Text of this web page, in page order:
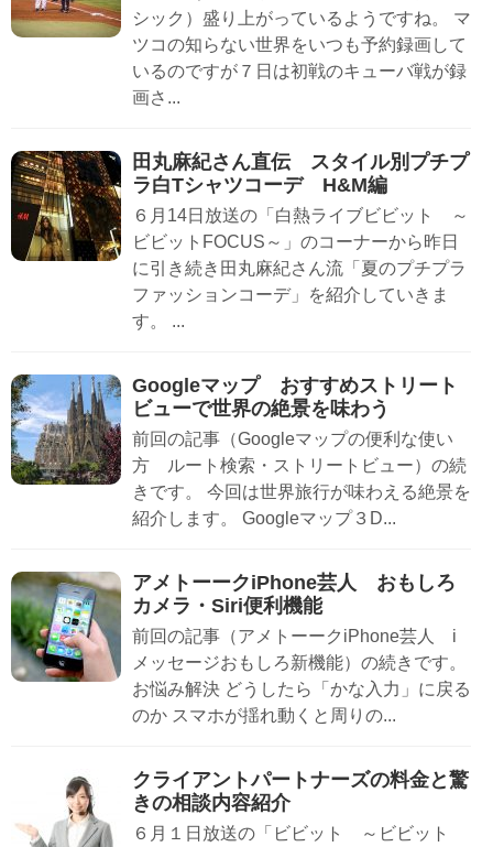
シック）盛り上がっているようですね。 マ
ツコの知らない世界をいつも予約録画して
いるのですが７日は初戦のキューバ戦が録
画さ...
田丸麻紀さん直伝 スタイル別プチプ
ラ白Tシャツコーデ H&M編
６月14日放送の「白熱ライブビビット ～
ビビットFOCUS～」のコーナーから昨日
に引き続き田丸麻紀さん流「夏のプチプラ
ファッションコーデ」を紹介していきま
す。 ...
Googleマップ おすすめストリート
ビューで世界の絶景を味わう
前回の記事（Googleマップの便利な使い
方 ルート検索・ストリートビュー）の続
きです。 今回は世界旅行が味わえる絶景を
紹介します。 Googleマップ３D...
アメトーークiPhone芸人 おもしろ
カメラ・Siri便利機能
前回の記事（アメトーークiPhone芸人 i
メッセージおもしろ新機能）の続きです。
お悩み解決 どうしたら「かな入力」に戻る
のか スマホが揺れ動くと周りの...
クライアントパートナーズの料金と驚
きの相談内容紹介
６月１日放送の「ビビット ～ビビット